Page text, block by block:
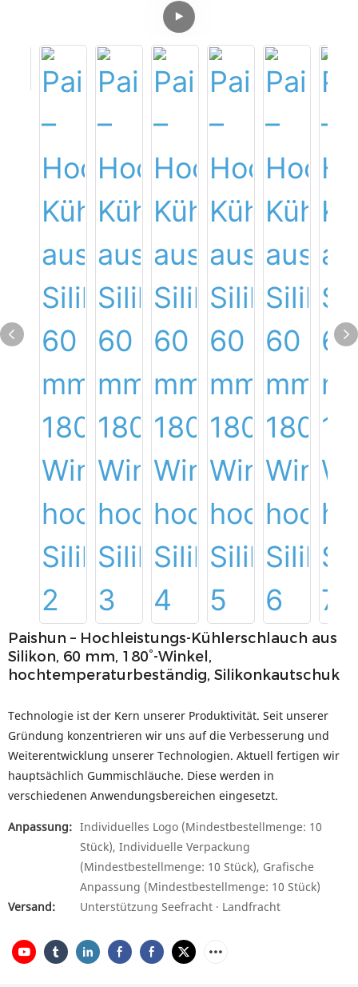
Paishun – Hochleistungs-Kühlerschlauch aus
Silikon, 60 mm, 180°-Winkel,
hochtemperaturbeständig, Silikonkautschuk
Technologie ist der Kern unserer Produktivität. Seit unserer
Gründung konzentrieren wir uns auf die Verbesserung und
Weiterentwicklung unserer Technologien. Aktuell fertigen wir
hauptsächlich Gummischläuche. Diese werden in
verschiedenen Anwendungsbereichen eingesetzt.
Anpassung: Individuelles Logo (Mindestbestellmenge: 10
Stück), Individuelle Verpackung
(Mindestbestellmenge: 10 Stück), Grafische
Anpassung (Mindestbestellmenge: 10 Stück)
Versand:
Unterstützung Seefracht · Landfracht